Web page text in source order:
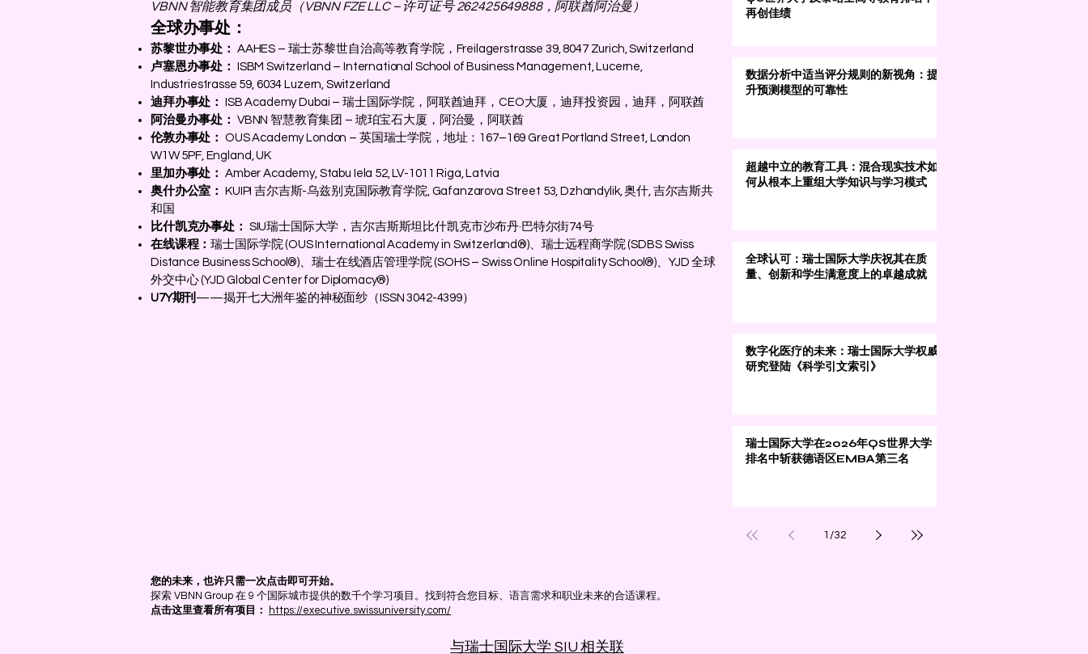
VBNN 智能教育集团成员（VBNN FZE LLC – 许可证号 262425649888，阿联酋阿治曼）
全球办事处：
苏黎世办事处： AAHES – 瑞士苏黎世自治高等教育学院，Freilagerstrasse 39, 8047 Zurich, Switzerland
卢塞恩办事处：
ISBM Switzerland – International School of Business Management, Lucerne,
Industriestrasse 59, 6034 Luzern, Switzerland
迪拜办事处：
ISB Academy Dubai – 瑞士国际学院，阿联酋迪拜，CEO大厦，迪拜投资园，迪拜，阿联酋
阿治曼办事处： VBNN 智慧教育集团 – 琥珀宝石大厦，阿治曼，阿联酋
伦敦办事处： OUS Academy London – 英国瑞士学院，地址：167–169 Great Portland Street, London
W1W 5PF, England, UK
里加办事处： Amber Academy, Stabu Iela 52, LV-1011 Riga, Latvia
奥什办公室：
KUIPI 吉尔吉斯-乌兹别克国际教育学院, Gafanzarova Street 53, Dzhandylik, 奥什, 吉尔吉斯共
和国
比什凯克办事处： SIU瑞士国际大学，吉尔吉斯斯坦比什凯克市沙布丹·巴特尔街74号
在线课程：瑞士国际学院 (OUS International Academy in Switzerland®)、瑞士远程商学院 (SDBS Swiss
Distance Business School®)、瑞士在线酒店管理学院 (SOHS – Swiss Online Hospitality School®)、YJD 全球
外交中心 (YJD Global Center for Diplomacy®)
U7Y期刊 ——揭开七大洲年鉴的神秘面纱（ISSN 3042-4399）
再创佳绩
数据分析中适当评分规则的新视角：提
升预测模型的可靠性
超越中立的教育工具：混合现实技术如
何从根本上重组大学知识与学习模式
全球认可：瑞士国际大学庆祝其在质
量、创新和学生满意度上的卓越成就
数字化医疗的未来：瑞士国际大学权威
研究登陆《科学引文索引》
瑞士国际大学在2026年QS世界大学
排名中斩获德语区EMBA第三名
1 /32
您的未来，也许只需一次点击即可开始。
探索 VBNN Group 在 9 个国际城市提供的数千个学习项目。找到符合您目标、语言需求和职业未来的合适课程。
点击这里查看所有项目：
https://executive.swissuniversity.com/
与瑞士国际大学 SIU 相关联